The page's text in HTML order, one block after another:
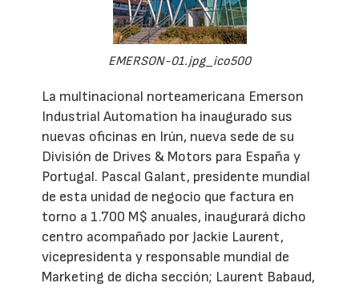
EMERSON-01.jpg_ico500
La multinacional norteamericana Emerson
Industrial Automation ha inaugurado sus
nuevas oficinas en Irún, nueva sede de su
División de Drives & Motors para España y
Portugal. Pascal Galant, presidente mundial
de esta unidad de negocio que factura en
torno a 1.700 M$ anuales, inaugurará dicho
centro acompañado por Jackie Laurent,
vicepresidenta y responsable mundial de
Marketing de dicha sección; Laurent Babaud,